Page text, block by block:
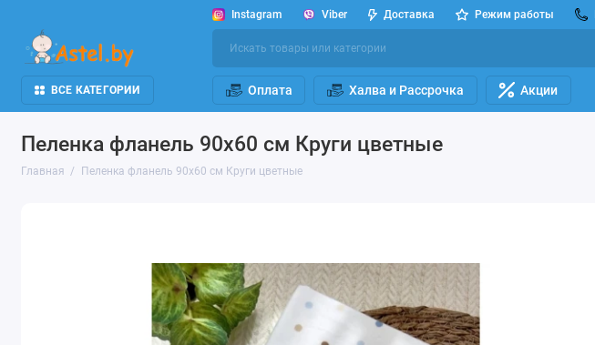
Instagram Viber Доставка Режим работы
ВСЕ КАТЕГОРИИ Оплата Халва и Рассрочка Акции
Пеленка фланель 90х60 см Круги цветные
Главная Пеленка фланель 90х60 см Круги цветные